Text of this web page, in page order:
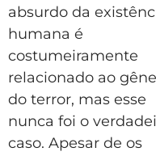
absurdo da
humana é
costumeiramente
relacionado ao
do terror, mas esse
nunca foi o
caso. Apesar de os